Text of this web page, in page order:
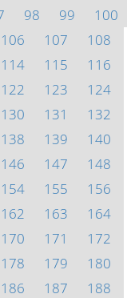
98 99
100
106 107
108
114 115
116
122 123
124
130 131
132
138 139
140
146 147
148
154 155
156
162 163
164
170 171
172
178 179
180
186 187
188